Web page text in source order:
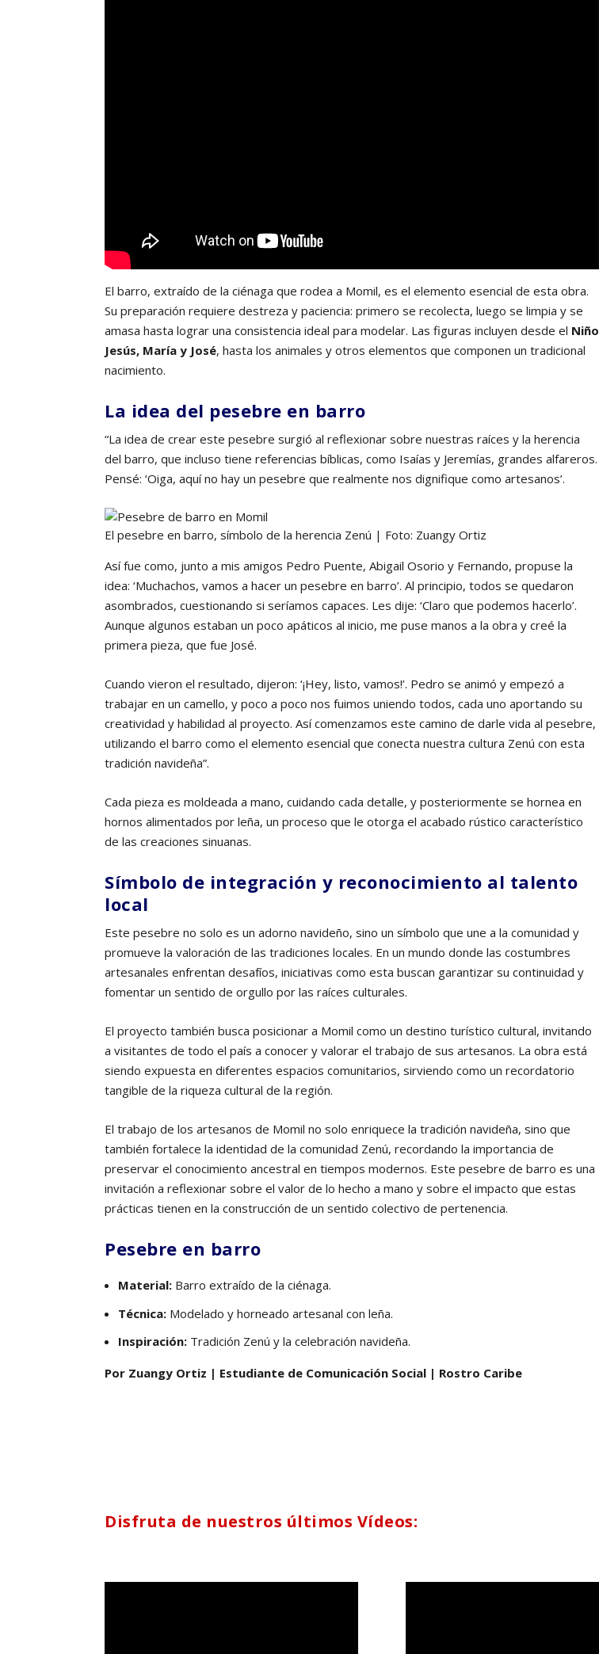
El barro, extraído de la ciénaga que rodea a Momil, es el elemento esencial de esta obra.
Su preparación requiere destreza y paciencia: primero se recolecta, luego se limpia y se
amasa hasta lograr una consistencia ideal para modelar. Las figuras incluyen desde el Niño
Jesús, María y José, hasta los animales y otros elementos que componen un tradicional
nacimiento.
La idea del pesebre en barro
“La idea de crear este pesebre surgió al reflexionar sobre nuestras raíces y la herencia
del barro, que incluso tiene referencias bíblicas, como Isaías y Jeremías, grandes alfareros.
Pensé: ‘Oiga, aquí no hay un pesebre que realmente nos dignifique como artesanos’.
El pesebre en barro, símbolo de la herencia Zenú | Foto: Zuangy Ortiz
Así fue como, junto a mis amigos Pedro Puente, Abigail Osorio y Fernando, propuse la
idea: ‘Muchachos, vamos a hacer un pesebre en barro’. Al principio, todos se quedaron
asombrados, cuestionando si seríamos capaces. Les dije: ‘Claro que podemos hacerlo’.
Aunque algunos estaban un poco apáticos al inicio, me puse manos a la obra y creé la
primera pieza, que fue José.
Cuando vieron el resultado, dijeron: ‘¡Hey, listo, vamos!’. Pedro se animó y empezó a
trabajar en un camello, y poco a poco nos fuimos uniendo todos, cada uno aportando su
creatividad y habilidad al proyecto. Así comenzamos este camino de darle vida al pesebre,
utilizando el barro como el elemento esencial que conecta nuestra cultura Zenú con esta
tradición navideña”.
Cada pieza es moldeada a mano, cuidando cada detalle, y posteriormente se hornea en
hornos alimentados por leña, un proceso que le otorga el acabado rústico característico
de las creaciones sinuanas.
Símbolo de integración y reconocimiento al talento
local
Este pesebre no solo es un adorno navideño, sino un símbolo que une a la comunidad y
promueve la valoración de las tradiciones locales. En un mundo donde las costumbres
artesanales enfrentan desafíos, iniciativas como esta buscan garantizar su continuidad y
fomentar un sentido de orgullo por las raíces culturales.
El proyecto también busca posicionar a Momil como un destino turístico cultural, invitando
a visitantes de todo el país a conocer y valorar el trabajo de sus artesanos. La obra está
siendo expuesta en diferentes espacios comunitarios, sirviendo como un recordatorio
tangible de la riqueza cultural de la región.
El trabajo de los artesanos de Momil no solo enriquece la tradición navideña, sino que
también fortalece la identidad de la comunidad Zenú, recordando la importancia de
preservar el conocimiento ancestral en tiempos modernos. Este pesebre de barro es una
invitación a reflexionar sobre el valor de lo hecho a mano y sobre el impacto que estas
prácticas tienen en la construcción de un sentido colectivo de pertenencia.
Pesebre en barro
Material: Barro extraído de la ciénaga.
Técnica: Modelado y horneado artesanal con leña.
Inspiración: Tradición Zenú y la celebración navideña.
Por Zuangy Ortiz | Estudiante de Comunicación Social | Rostro Caribe
Disfruta de nuestros últimos Vídeos: